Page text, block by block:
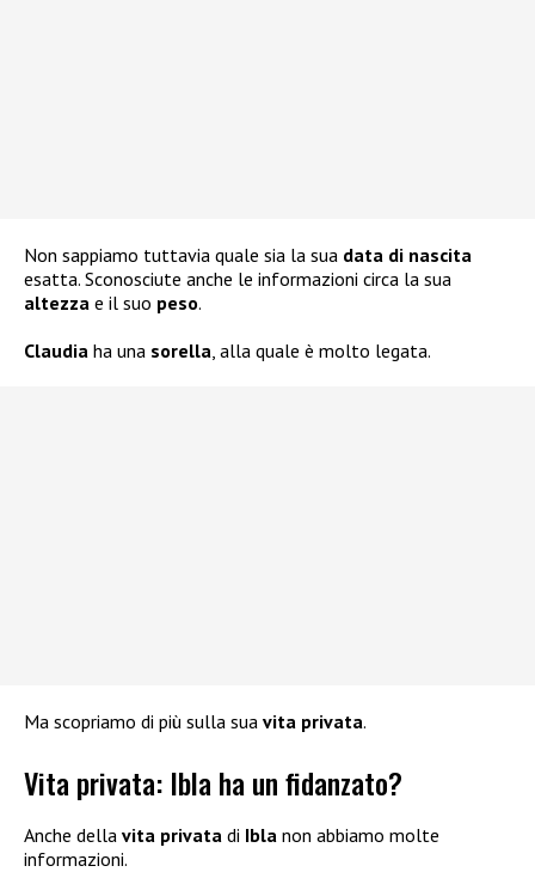
Non sappiamo tuttavia quale sia la sua data di nascita
esatta. Sconosciute anche le informazioni circa la sua
altezza e il suo peso.
Claudia ha una sorella, alla quale è molto legata.
Ma scopriamo di più sulla sua vita privata.
Vita privata: Ibla ha un fidanzato?
Anche della vita privata di Ibla non abbiamo molte
informazioni.